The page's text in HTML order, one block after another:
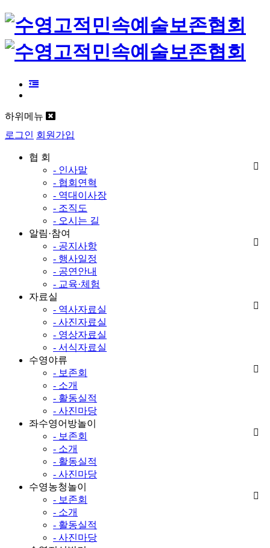
하위메뉴
로그인 회원가입
협 회
- 인사말
- 협회연혁
- 역대이사장
- 조직도
- 오시는 길
알림·참여
- 공지사항
- 행사일정
- 공연안내
- 교육·체험
자료실
- 역사자료실
- 사진자료실
- 영상자료실
- 서식자료실
수영야류
- 보존회
- 소개
- 활동실적
- 사진마당
좌수영어방놀이
- 보존회
- 소개
- 활동실적
- 사진마당
수영농청놀이
- 보존회
- 소개
- 활동실적
- 사진마당